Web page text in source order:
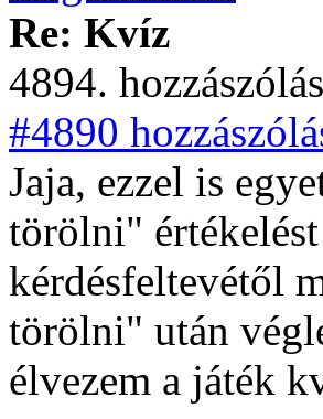
Re: Kvíz
4894.
#4890
Jaja, ezzel is
törölni"
kérdésfeltevétől
törölni" után
élvezem a játék